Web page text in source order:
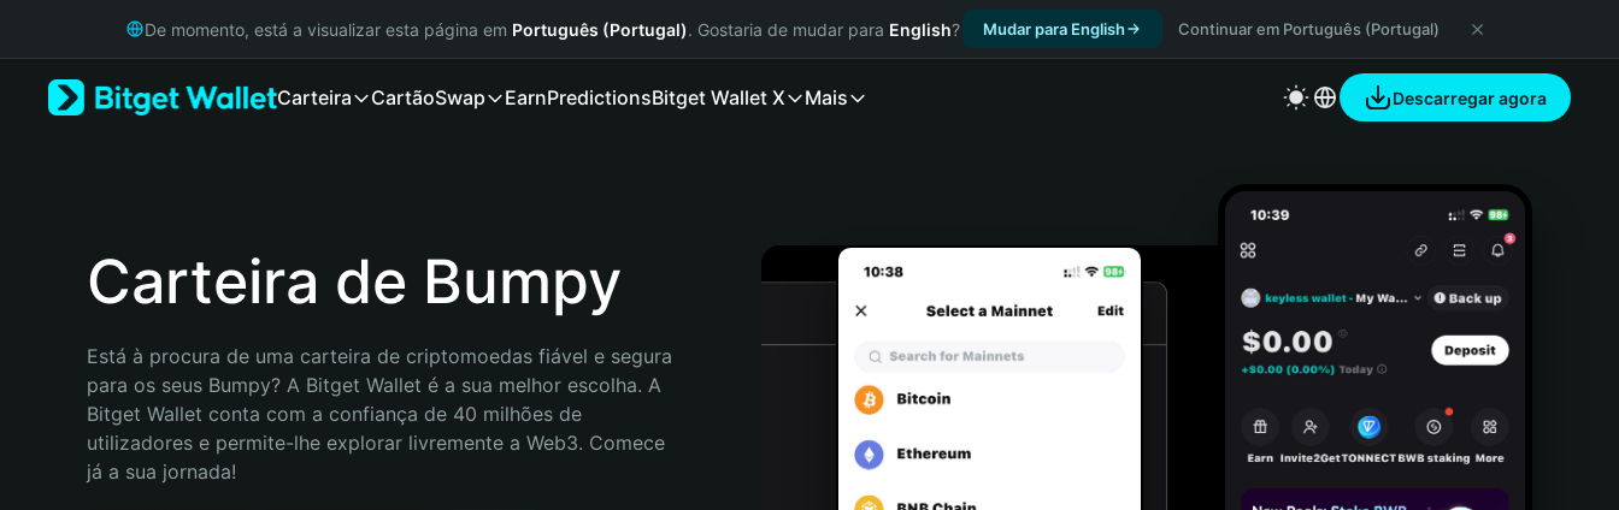
Русский
Bahasa Indonesia
De momento, está a visualizar esta página em Português (Portugal). Gostaria de mudar para English? Mudar para English Continuar em Português (Portugal)
Carteira CartãoSwap EarnPredictionsBitget Wallet X Mais Descarregar agora
Carteira de Bumpy
Está à procura de uma carteira de criptomoedas fiável e segura
para os seus Bumpy? A Bitget Wallet é a sua melhor escolha. A
Bitget Wallet conta com a confiança de 40 milhões de
utilizadores e permite-lhe explorar livremente a Web3. Comece
já a sua jornada!